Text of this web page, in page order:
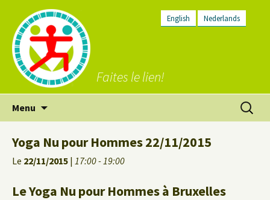
English Nederlands
Faites le lien!
Menu
Yoga Nu pour Hommes 22/11/2015
Le 22/11/2015 | 17:00 - 19:00
Le Yoga Nu pour Hommes à Bruxelles